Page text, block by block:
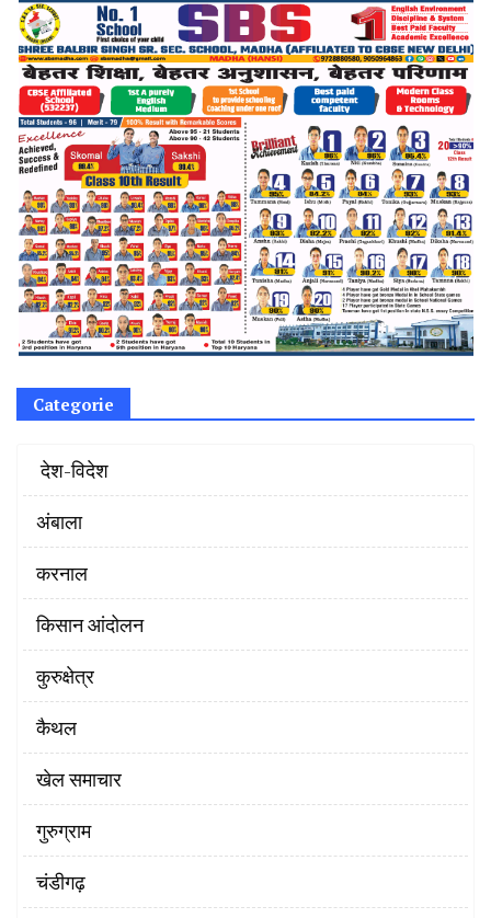
Categorie
‌ देश-विदेश
अंबाला
करनाल
किसान आंदोलन
कुरुक्षेत्र
कैथल
खेल समाचार
गुरुग्राम
चंडीगढ़